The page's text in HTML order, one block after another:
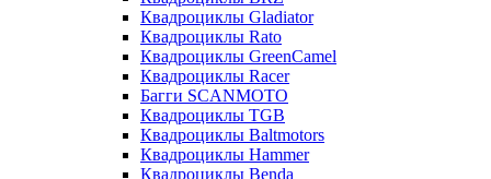
Квадроциклы Gladiator
Квадроциклы Rato
Квадроциклы GreenCamel
Квадроциклы Racer
Багги SCANMOTO
Квадроциклы TGB
Квадроциклы Baltmotors
Квадроциклы Hammer
Квадроциклы Benda